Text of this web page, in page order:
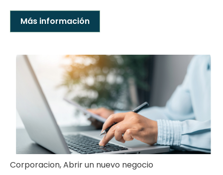
Más información
Corporacion,Abrir un nuevo negocio